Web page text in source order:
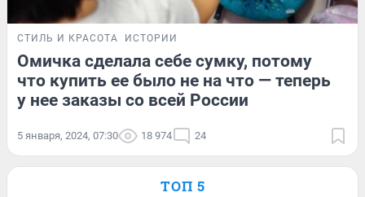
СТИЛЬ И КРАСОТА ИСТОРИИ
Омичка сделала себе сумку, потому
что купить ее было не на что — теперь
у нее заказы со всей России
5 января, 2024, 07:30 18 974 24
ТОП 5